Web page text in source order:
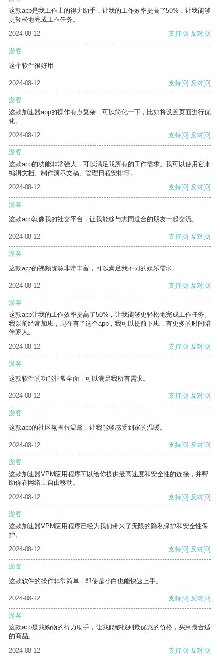
这款app是我工作上的得力助手，让我的工作效率提高了50%，让我能够
更轻松地完成工作任务。
2024-08-12
支持[0] 反对[0]
游客
这个软件很好用
2024-08-12 支持[0] 反对[0]
游客
这款加速器app的操作有点复杂，可以简化一下，比如将设置页面进行优
化。
2024-08-12
支持[0] 反对[0]
游客
这款app的功能非常强大，可以满足我所有的工作需求。我可以使用它来
编辑文档、制作演示文稿、管理日程安排等。
2024-08-12
支持[0] 反对[0]
游客
这款app就像我的社交平台，让我能够与志同道合的朋友一起交流。
2024-08-12 支持[0] 反对[0]
游客
这款app的视频资源非常丰富，可以满足我不同的娱乐需求。
2024-08-12 支持[0] 反对[0]
游客
这款app让我的工作效率提高了50%，让我能够更轻松地完成工作任务。
我以前经常加班，现在有了这个app，我可以提前下班，有更多的时间陪
伴家人。
2024-08-12
支持[0] 反对[0]
游客
这款软件的功能非常全面，可以满足我所有需求。
2024-08-12 支持[0] 反对[0]
游客
这款app的社区氛围很温馨，让我能够感受到家的温暖。
2024-08-12 支持[0] 反对[0]
游客
这款加速器VPM应用程序可以给你提供最高速度和安全性的连接，并帮
助你在网络上自由移动。
2024-08-12
支持[0] 反对[0]
游客
这款加速器VPM应用程序已经为我们带来了无限的隐私保护和安全性保
护。
2024-08-12
支持[0] 反对[0]
游客
这款软件的操作非常简单，即使是小白也能快速上手。
2024-08-12 支持[0] 反对[0]
游客
这款app是我购物的得力助手，让我能够找到最优惠的价格，买到最合适
的商品。
2024-08-12
支持[0] 反对[0]